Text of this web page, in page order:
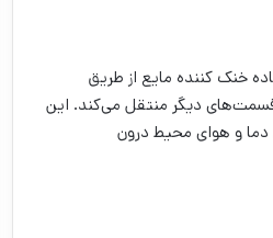
خنک کننده مایع از طریق
دیگر منتقل می‌کند. این
و هوای محیط درون